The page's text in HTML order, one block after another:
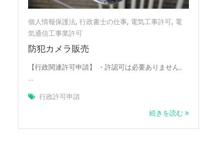
個人情報保護法,行政書士の仕事, 電気工事許可, 電
気通信工事業許可
防犯カメラ販売
【行政関連許可申請】 ・許認可は必要ありません。
…
行政許可申請
続きを読む